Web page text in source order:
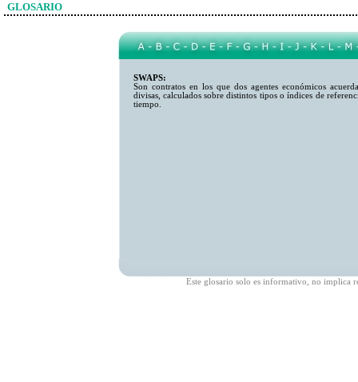
GLOSARIO
SWAPS:
Son contratos en los que dos agentes económicos
divisas, calculados sobre distintos tipos o índices de
tiempo.
Este glosario solo es informativo, no implica